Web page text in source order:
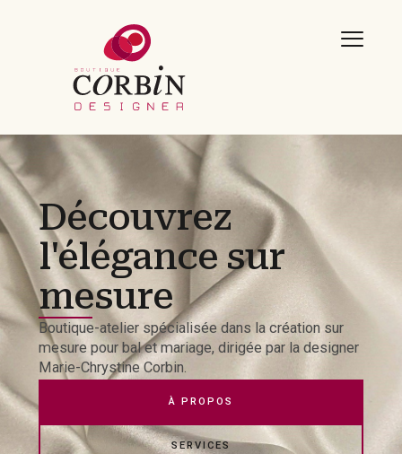
Découvrez
l'élégance sur
mesure
Boutique-atelier spécialisée dans la création sur
mesure pour bal et mariage, dirigée par la designer
Marie-Chrystine Corbin.
À PROPOS
SERVICES